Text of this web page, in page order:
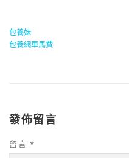
包養妹
包養網車馬費
發佈留言
留言 *